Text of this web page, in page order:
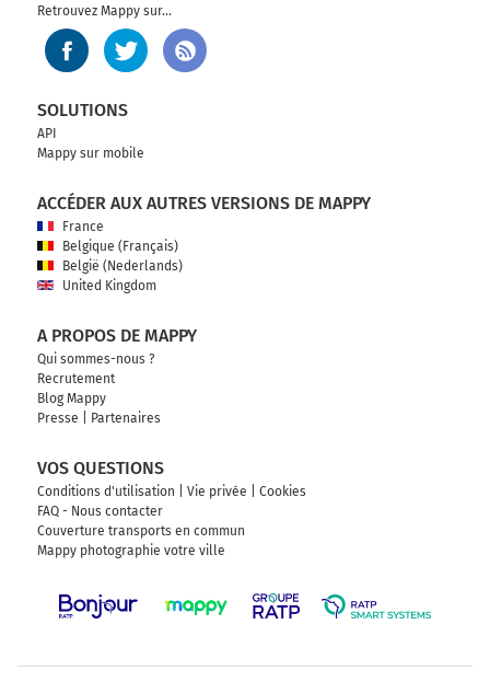
Retrouvez Mappy sur...
SOLUTIONS
API
Mappy sur mobile
ACCÉDER AUX AUTRES VERSIONS DE MAPPY
France
Belgique (Français)
België (Nederlands)
United Kingdom
A PROPOS DE MAPPY
Qui sommes-nous ?
Recrutement
Blog Mappy
Presse
Partenaires
VOS QUESTIONS
Conditions d'utilisation Vie privée
Cookies
FAQ - Nous contacter
Couverture transports en commun
Mappy photographie votre ville